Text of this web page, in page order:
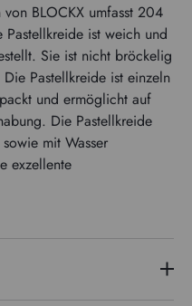
BLOCKX umfasst 204
ist weich und
Sie ist nicht bröckelig
Pastellkreide ist einzeln
und ermöglicht auf
Die Pastellkreide
mit Wasser
exzellente